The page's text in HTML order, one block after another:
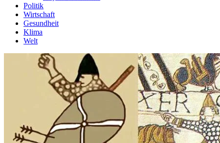
Politik
Wirtschaft
Gesundheit
Klima
Welt